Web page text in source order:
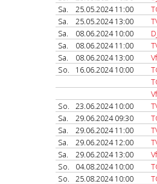
Sa.
25.05.2024 11:00
Sa.
25.05.2024 13:00
Sa.
08.06.2024 10:00
Sa.
08.06.2024 11:00
Sa.
08.06.2024 13:00
So.
16.06.2024 10:00
So.
23.06.2024 10:00
Sa.
29.06.2024 09:30
Sa.
29.06.2024 11:00
Sa.
29.06.2024 12:00
Sa.
29.06.2024 13:00
So.
04.08.2024 10:00
So.
25.08.2024 10:00